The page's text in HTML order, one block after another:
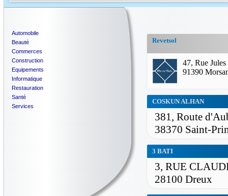
Automobile
Beauté
Commerces
Construction
Equipements
Informatique
Restauration
Santé
Services
Revetsol
47, Rue
91390
COSKUN ALHAN
381, Route
38370 Saint-
3 BATI
3, RUE
28100 Dreux